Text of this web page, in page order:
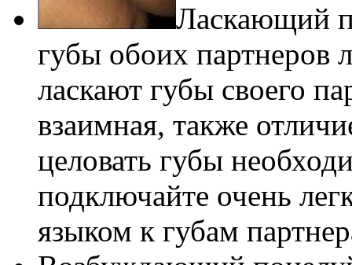
Ласкающий
губы обоих партнеров
ласкают губы своего
взаимная, также
целовать губы
подключайте очень
языком к губам